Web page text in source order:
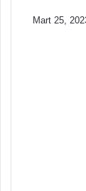
Mart 25,